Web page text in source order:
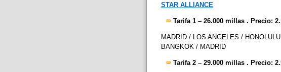
STAR ALLIANCE
Tarifa 1 – 26.000 millas . Precio:
MADRID / LOS ANGELES /
BANGKOK / MADRID
Tarifa 2 – 29.000 millas . Precio: